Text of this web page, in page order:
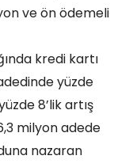
ve ön ödemeli
kredi kartı
yüzde
8’lik artış
milyon adede
nazaran